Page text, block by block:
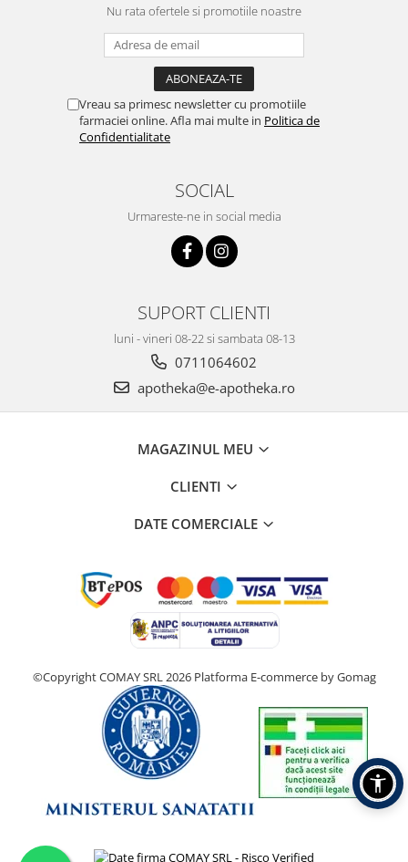
Nu rata ofertele si promotiile noastre
Vreau sa primesc newsletter cu promotiile
farmaciei online. Afla mai multe in Politica de
Confidentialitate
SOCIAL
Urmareste-ne in social media
SUPORT CLIENTI
luni - vineri 08-22 si sambata 08-13
0711064602
apotheka@e-apotheka.ro
MAGAZINUL MEU
CLIENTI
DATE COMERCIALE
©Copyright COMAY SRL 2026 Platforma E-commerce by Gomag